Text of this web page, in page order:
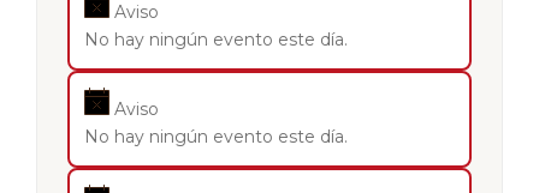
Aviso
No hay ningún evento este día.
Aviso
No hay ningún evento este día.